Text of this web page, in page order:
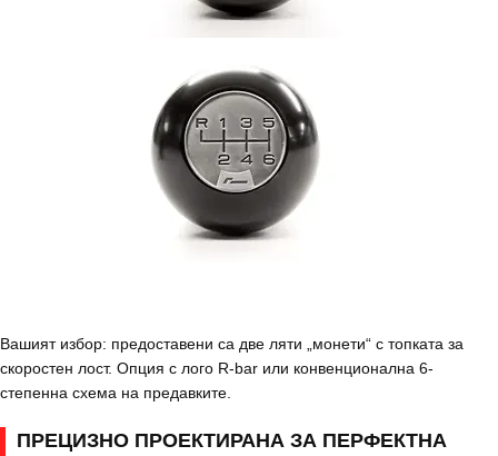
Вашият избор: предоставени са две ляти „монети“ с топката за
скоростен лост. Опция с лого R-bar или конвенционална 6-
степенна схема на предавките.
ПРЕЦИЗНО ПРОЕКТИРАНА ЗА ПЕРФЕКТНА